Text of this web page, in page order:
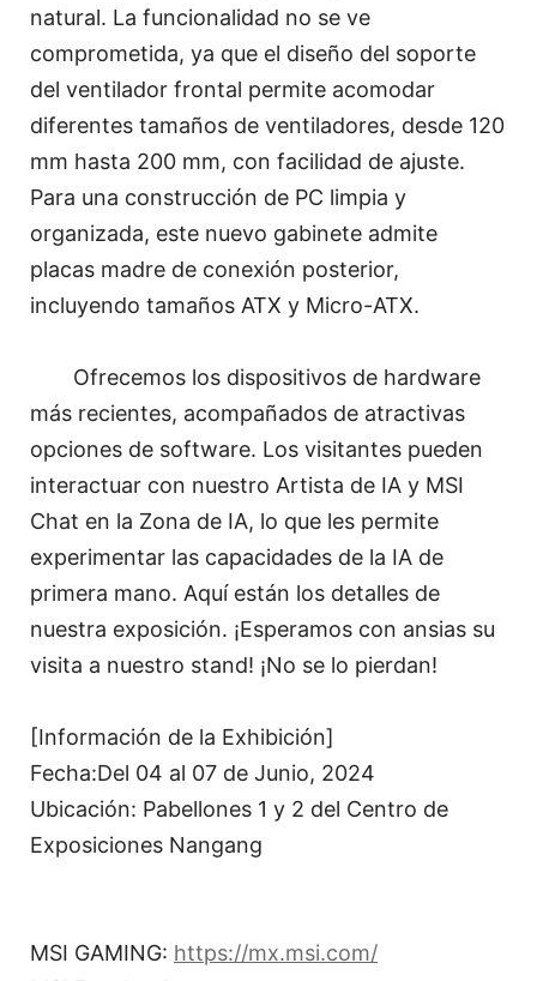
natural. La funcionalidad no se ve
comprometida, ya que el diseño del soporte
del ventilador frontal permite acomodar
diferentes tamaños de ventiladores, desde 120
mm hasta 200 mm, con facilidad de ajuste.
Para una construcción de PC limpia y
organizada, este nuevo gabinete admite
placas madre de conexión posterior,
incluyendo tamaños ATX y Micro-ATX.
Ofrecemos los dispositivos de hardware
más recientes, acompañados de atractivas
opciones de software. Los visitantes pueden
interactuar con nuestro Artista de IA y MSI
Chat en la Zona de IA, lo que les permite
experimentar las capacidades de la IA de
primera mano. Aquí están los detalles de
nuestra exposición. ¡Esperamos con ansias su
visita a nuestro stand! ¡No se lo pierdan!
[Información de la Exhibición]
Fecha:Del 04 al 07 de Junio, 2024
Ubicación: Pabellones 1 y 2 del Centro de
Exposiciones Nangang
MSI GAMING: https://mx.msi.com/